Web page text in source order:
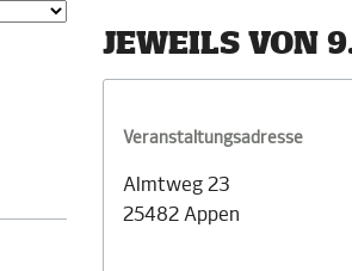
JEWEILS VON
Veranstaltungsadresse
Almtweg 23
25482 Appen